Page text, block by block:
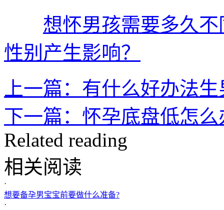
想怀男孩需要多久
性别产生影响？
上一篇：有什么好办法
下一篇：怀孕底盘低怎
Related reading
相关阅读
·
想要备孕男宝宝前要做什么准备?
·